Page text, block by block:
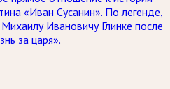
«Иван Сусанин». По легенде,
Ивановичу Глинке после
за царя».